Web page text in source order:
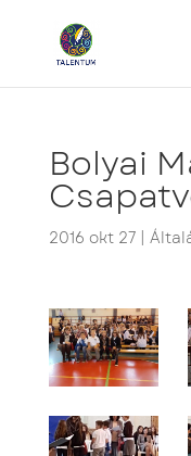
Bolyai
2016 okt 27|